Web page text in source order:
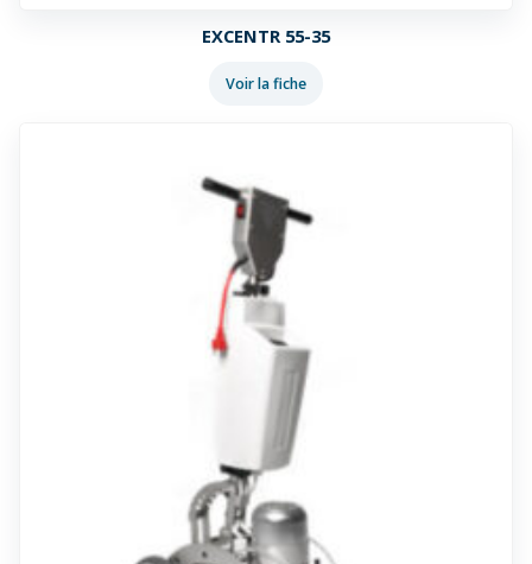
EXCENTR 55-35
Voir la fiche